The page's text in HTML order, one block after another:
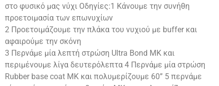
στο φυσικό μας νύχι Οδηγίες:1 Κάνουμε την συνήθη
προετοιμασία των επωνυχίων
2 Προετοιμάζουμε την πλάκα του νυχιού με buffer και
αφαιρούμε την σκόνη
3 Περνάμε μία λεπτή στρώση Ultra Bond MK και
περιμένουμε λίγα δευτερόλεπτα 4 Περνάμε μία στρώση
Rubber base coat MK και πολυμερίζουμε 60” 5 περνάμε